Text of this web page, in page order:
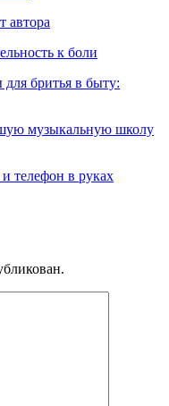
автора
к боли
бритья в быту:
музыкальную школу
телефон в руках